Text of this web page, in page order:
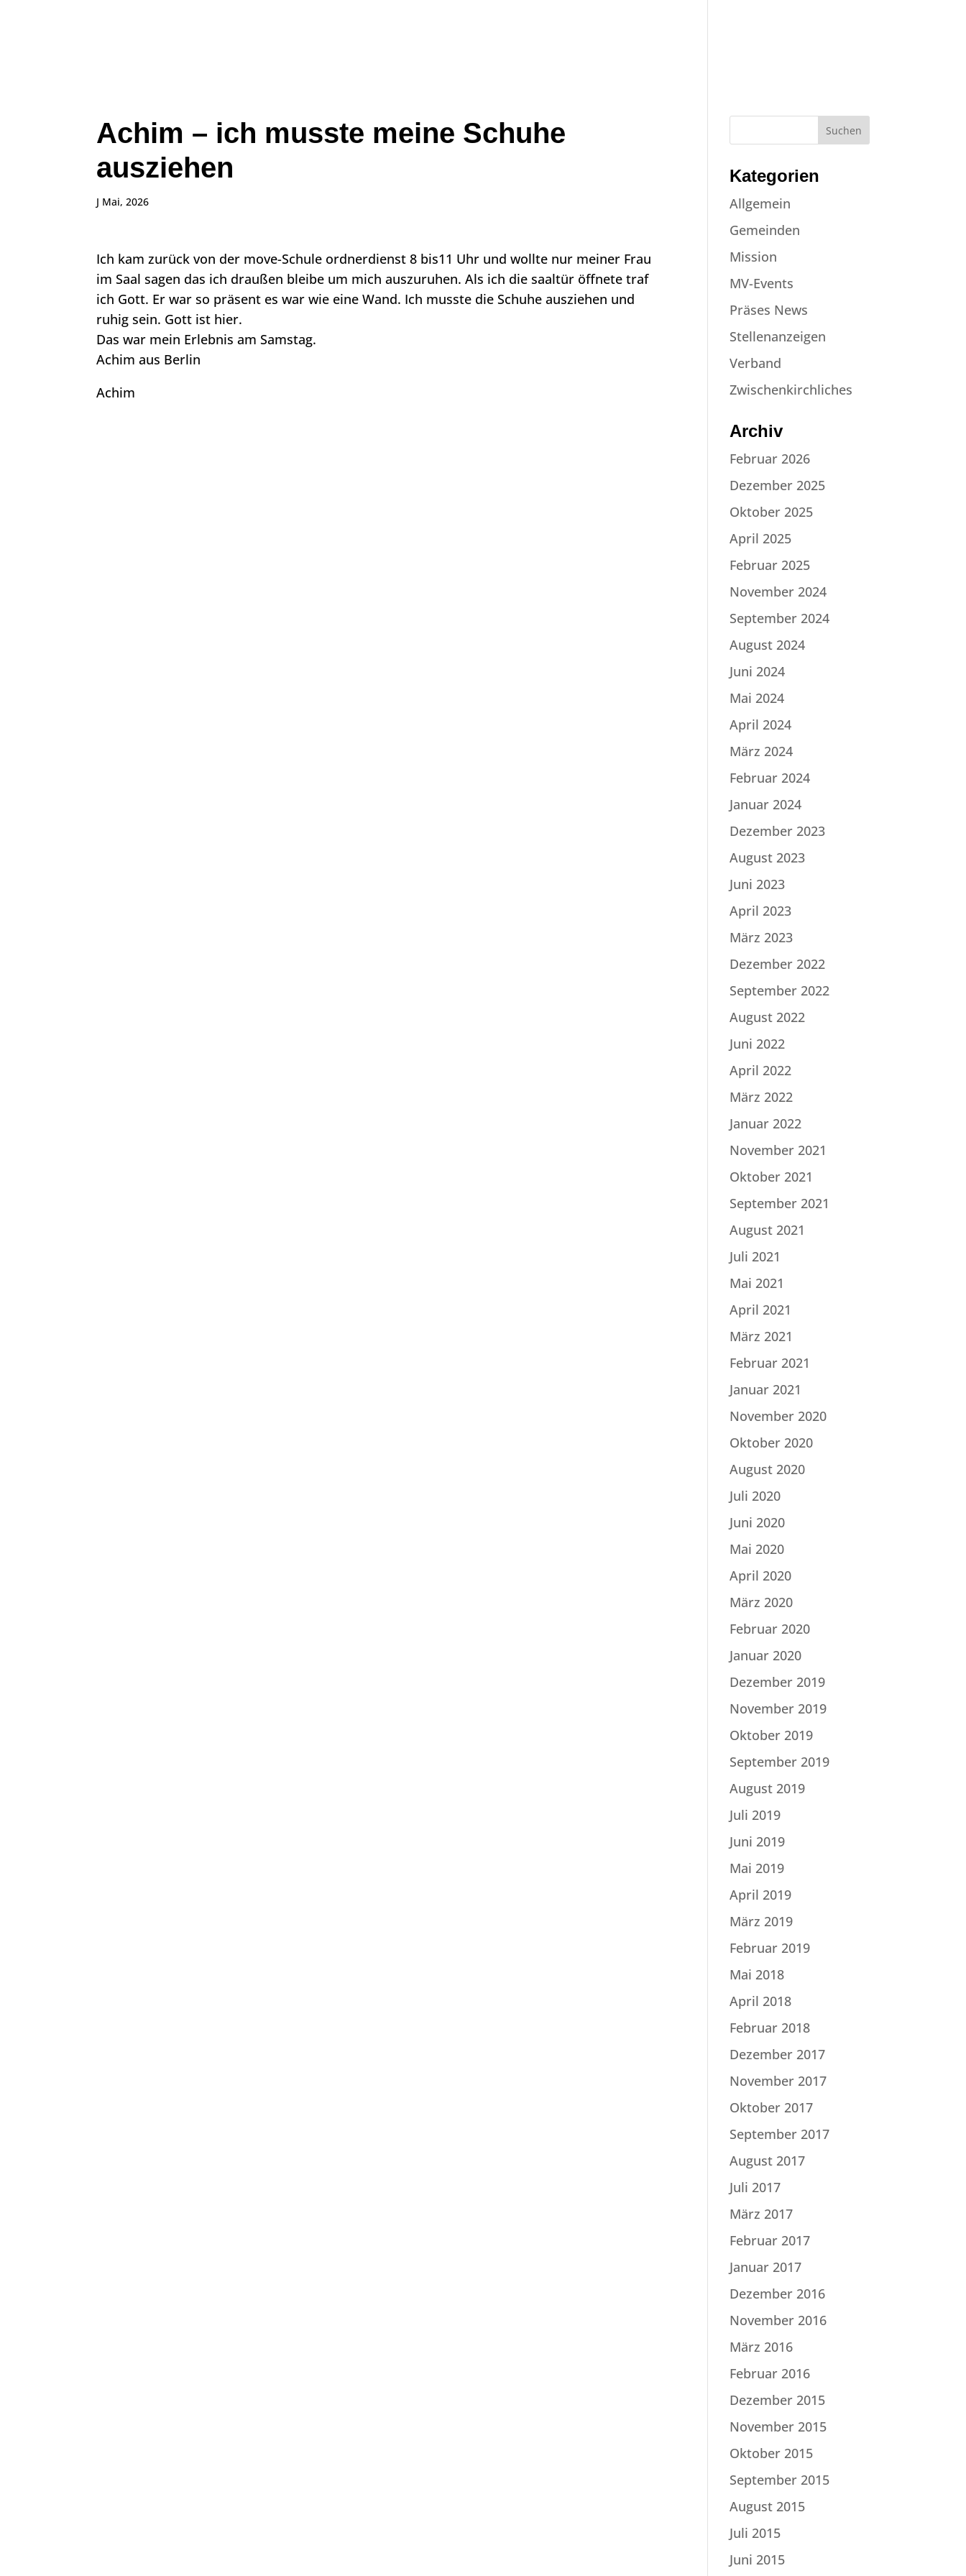
Achim – ich musste meine Schuhe
ausziehen
J Mai, 2026
Ich kam zurück von der move-Schule ordnerdienst 8 bis11 Uhr und wollte nur meiner Frau
im Saal sagen das ich draußen bleibe um mich auszuruhen. Als ich die saaltür öffnete traf
ich Gott. Er war so präsent es war wie eine Wand. Ich musste die Schuhe ausziehen und
ruhig sein. Gott ist hier.
Das war mein Erlebnis am Samstag.
Achim aus Berlin
Achim
Kategorien
Allgemein
Gemeinden
Mission
MV-Events
Präses News
Stellenanzeigen
Verband
Zwischenkirchliches
Archiv
Februar 2026
Dezember 2025
Oktober 2025
April 2025
Februar 2025
November 2024
September 2024
August 2024
Juni 2024
Mai 2024
April 2024
März 2024
Februar 2024
Januar 2024
Dezember 2023
August 2023
Juni 2023
April 2023
März 2023
Dezember 2022
September 2022
August 2022
Juni 2022
April 2022
März 2022
Januar 2022
November 2021
Oktober 2021
September 2021
August 2021
Juli 2021
Mai 2021
April 2021
März 2021
Februar 2021
Januar 2021
November 2020
Oktober 2020
August 2020
Juli 2020
Juni 2020
Mai 2020
April 2020
März 2020
Februar 2020
Januar 2020
Dezember 2019
November 2019
Oktober 2019
September 2019
August 2019
Juli 2019
Juni 2019
Mai 2019
April 2019
März 2019
Februar 2019
Mai 2018
April 2018
Februar 2018
Dezember 2017
November 2017
Oktober 2017
September 2017
August 2017
Juli 2017
März 2017
Februar 2017
Januar 2017
Dezember 2016
November 2016
März 2016
Februar 2016
Dezember 2015
November 2015
Oktober 2015
September 2015
August 2015
Juli 2015
Juni 2015